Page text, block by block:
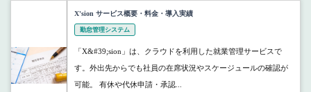
X'sion サービス概要・料金・導入実績
勤怠管理システム
「X&#39;sion」は、クラウドを利用した就業管理サービスで
す。外出先からでも社員の在席状況やスケージュールの確認が
可能。 有休や代休申請・承認...